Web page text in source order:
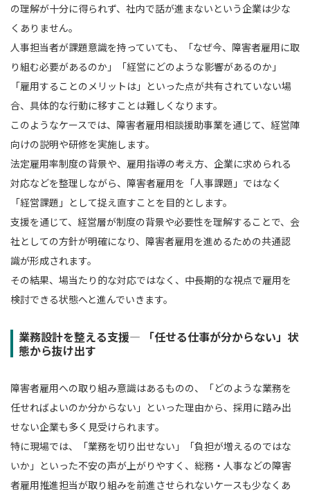
の理解が十分に得られず、社内で話が進まないという企業は少な
くありません。
人事担当者が課題意識を持っていても、「なぜ今、障害者雇用に取
り組む必要があるのか」「経営にどのような影響があるのか」
「雇用することのメリットは」といった点が共有されていない場
合、具体的な行動に移すことは難しくなります。
このようなケースでは、障害者雇用相談援助事業を通じて、経営陣
向けの説明や研修を実施します。
法定雇用率制度の背景や、雇用指導の考え方、企業に求められる
対応などを整理しながら、障害者雇用を「人事課題」ではなく
「経営課題」として捉え直すことを目的とします。
支援を通じて、経営層が制度の背景や必要性を理解することで、会
社としての方針が明確になり、障害者雇用を進めるための共通認
識が形成されます。
その結果、場当たり的な対応ではなく、中長期的な視点で雇用を
検討できる状態へと進んでいきます。
業務設計を整える支援― 「任せる仕事が分からない」状
態から抜け出す
障害者雇用への取り組み意識はあるものの、「どのような業務を
任せればよいのか分からない」といった理由から、採用に踏み出
せない企業も多く見受けられます。
特に現場では、「業務を切り出せない」「負担が増えるのではな
いか」といった不安の声が上がりやすく、総務・人事などの障害
者雇用推進担当が取り組みを前進させられないケースも少なくあ